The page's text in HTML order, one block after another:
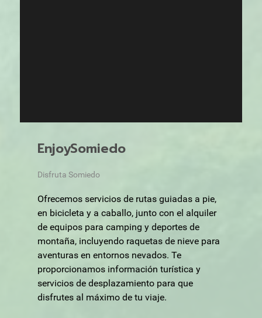
EnjoySomiedo
Disfruta Somiedo
Ofrecemos servicios de rutas guiadas a pie,
en bicicleta y a caballo, junto con el alquiler
de equipos para camping y deportes de
montaña, incluyendo raquetas de nieve para
aventuras en entornos nevados. Te
proporcionamos información turística y
servicios de desplazamiento para que
disfrutes al máximo de tu viaje.